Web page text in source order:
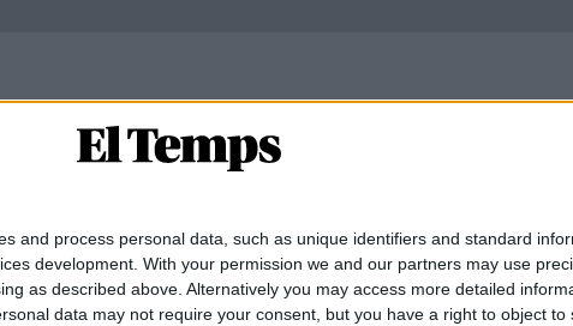
and process personal data, such as unique identifiers and standard
development. With your permission we and our partners may use
as described above. Alternatively you may access more detailed
data may not require your consent, but you have a right to object